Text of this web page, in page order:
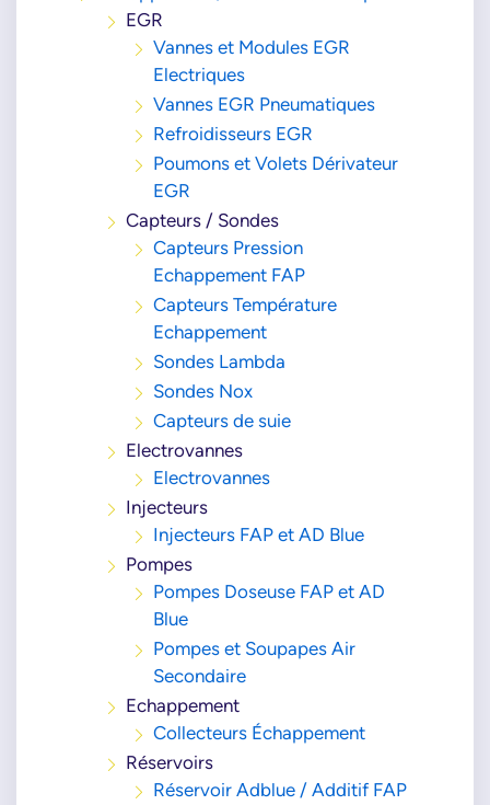
EGR
Vannes et Modules EGR
Electriques
Vannes EGR Pneumatiques
Refroidisseurs EGR
Poumons et Volets Dérivateur
EGR
Capteurs / Sondes
Capteurs Pression
Echappement FAP
Capteurs Température
Echappement
Sondes Lambda
Sondes Nox
Capteurs de suie
Electrovannes
Electrovannes
Injecteurs
Injecteurs FAP et AD Blue
Pompes
Pompes Doseuse FAP et AD
Blue
Pompes et Soupapes Air
Secondaire
Echappement
Collecteurs Échappement
Réservoirs
Réservoir Adblue / Additif FAP